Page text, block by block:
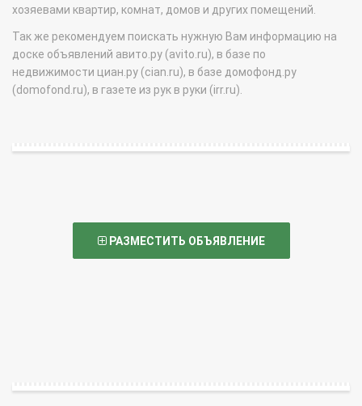
хозяевами квартир, комнат, домов и других помещений.
Так же рекомендуем поискать нужную Вам информацию на
доске объявлений авито.ру (avito.ru), в базе по
недвижимости циан.ру (cian.ru), в базе домофонд.ру
(domofond.ru), в газете из рук в руки (irr.ru).
РАЗМЕСТИТЬ ОБЪЯВЛЕНИЕ